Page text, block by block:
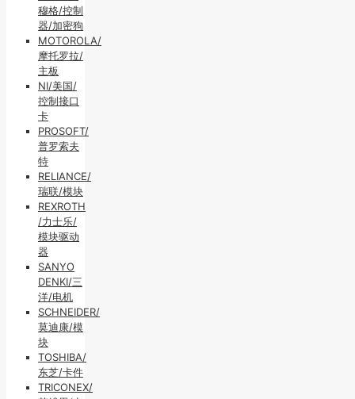
穆格/控制
器/加密狗
MOTOROLA/
摩托罗拉/
主板
NI/美国/
控制接口
卡
PROSOFT/
普罗索夫
特
RELIANCE/
瑞联/模块
REXROTH
/力士乐/
模块驱动
器
SANYO
DENKI/三
洋/电机
SCHNEIDER/
莫迪康/模
块
TOSHIBA/
东芝/卡件
TRICONEX/